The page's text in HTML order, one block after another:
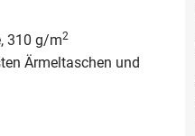
310 g/m2
Ärmeltaschen und